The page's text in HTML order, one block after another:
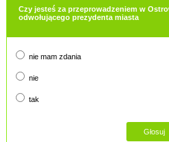
Czy jesteś za przeprowadzeniem w
odwołującego prezydenta miasta
nie mam zdania
nie
tak